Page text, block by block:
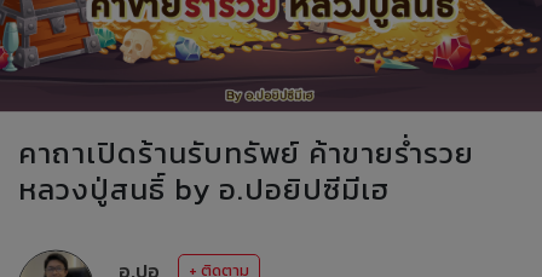
คาถาเปิดร้านรับทรัพย์ ค้าขายร่ำรวย
หลวงปู่สนธิ์ by อ.ปอยิปซีมีเฮ
อ.ปอ
+ ติดตาม